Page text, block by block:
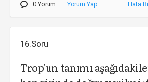
0 Yorum Yorum Yap Hata
16.Soru
Trop'un tanımı